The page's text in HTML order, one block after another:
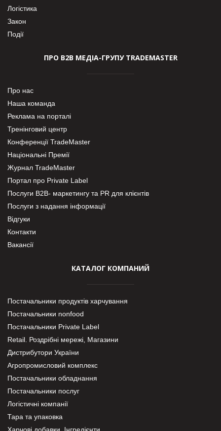
Логістика
Закон
Події
ПРО В2В МЕДІА-ГРУПУ TRADEMASTER
Про нас
Наша команда
Реклама на порталі
Тренінговий центр
Конференції TradeMaster
Національні Премії
Журнал TradeMaster
Портал про Private Label
Послуги В2В- маркетингу та PR для клієнтів
Послуги з надання інформації
Відгуки
Контакти
Вакансії
КАТАЛОГ КОМПАНИЙ
Постачальники продуктів харчування
Постачальники nonfood
Постачальники Private Label
Retail. Роздрібні мережі, Магазини
Дистрибутори України
Агропромисловий комплекс
Постачальники обладнання
Постачальники послуг
Логістичні компанії
Тара та упаковка
Харчові добавки. Інгредієнти.